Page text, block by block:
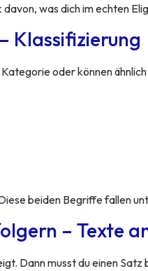
davon, was dich im echten
Klassifizierung
oder können
beiden Begriffe fallen
– Texte
Dann musst du einen